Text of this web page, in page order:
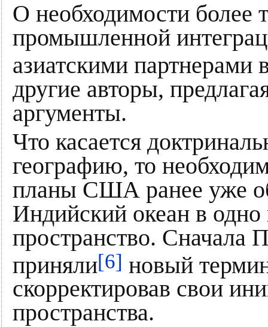
О необходимости более
промышленной
азиатскими партнерами
другие авторы,
аргументы.
Что касается
географию, то
планы США ранее уже
Индийский океан в одно
пространство. Сначала
приняли[6] новый
скорректировав свои
пространства.